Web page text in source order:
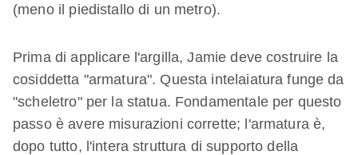
(meno il piedistallo di un metro).
Prima di applicare l'argilla, Jamie deve costruire la
cosiddetta "armatura". Questa intelaiatura funge da
"scheletro" per la statua. Fondamentale per questo
passo è avere misurazioni corrette; l'armatura è,
dopo tutto, l'intera struttura di supporto della